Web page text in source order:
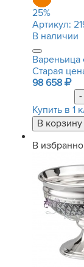
25%
Артикул:
В наличии
Вареньица
Старая
98 658
-
Купить в 1
В